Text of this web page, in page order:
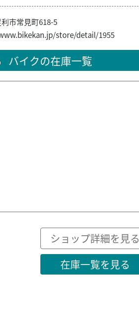
市常見町618-5
store/detail/1955
バイクの在庫一覧
ショップ詳細を見る
在庫一覧を見る